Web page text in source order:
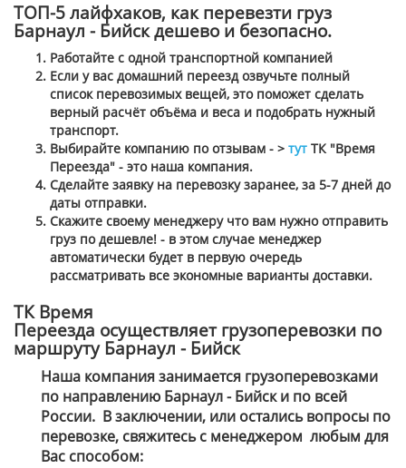
ТОП-5 лайфхаков, как перевезти груз
Барнаул - Бийск дешево и безопасно.
Работайте с одной транспортной компанией
Если у вас домашний переезд озвучьте полный
список перевозимых вещей, это поможет сделать
верный расчёт объёма и веса и подобрать нужный
транспорт.
Выбирайте компанию по отзывам - > тут ТК "Время
Переезда" - это наша компания.
Сделайте заявку на перевозку заранее, за 5-7 дней до
даты отправки.
Скажите своему менеджеру что вам нужно отправить
груз по дешевле! - в этом случае менеджер
автоматически будет в первую очередь
рассматривать все экономные варианты доставки.
ТК Время
Переезда осуществляет грузоперевозки по
маршруту Барнаул - Бийск
Наша компания занимается грузоперевозками
по направлению Барнаул - Бийск и по всей
России. В заключении, или остались вопросы по
перевозке, свяжитесь с менеджером любым для
Вас способом: